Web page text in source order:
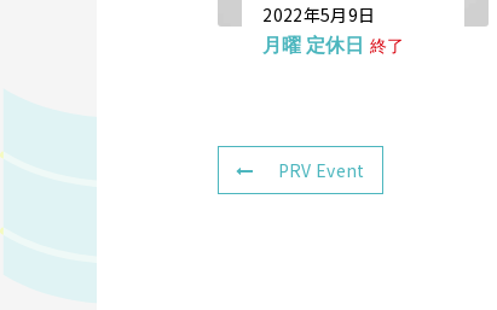
2022年5月9日
月曜 定休日 終了
PRV Event